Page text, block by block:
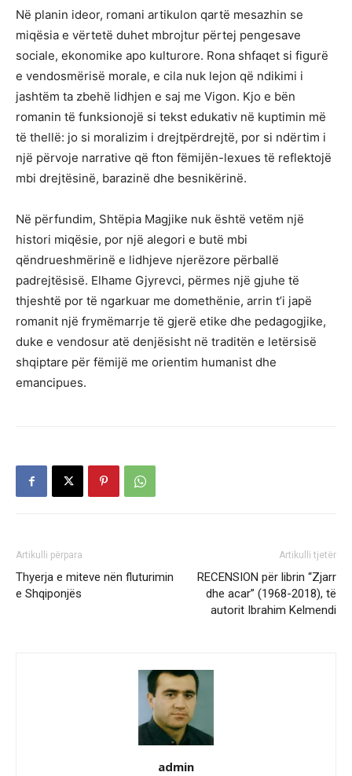
Në planin ideor, romani artikulon qartë mesazhin se
miqësia e vërtetë duhet mbrojtur përtej pengesave
sociale, ekonomike apo kulturore. Rona shfaqet si figurë
e vendosmërisë morale, e cila nuk lejon që ndikimi i
jashtëm ta zbehë lidhjen e saj me Vigon. Kjo e bën
romanin të funksionojë si tekst edukativ në kuptimin më
të thellë: jo si moralizim i drejtpërdrejtë, por si ndërtim i
një përvoje narrative që fton fëmijën-lexues të reflektojë
mbi drejtësinë, barazinë dhe besnikërinë.
Në përfundim, Shtëpia Magjike nuk është vetëm një
histori miqësie, por një alegori e butë mbi
qëndrueshmërinë e lidhjeve njerëzore përballë
padrejtësisë. Elhame Gjyrevci, përmes një gjuhe të
thjeshtë por të ngarkuar me domethënie, arrin t’i japë
romanit një frymëmarrje të gjerë etike dhe pedagogjike,
duke e vendosur atë denjësisht në traditën e letërsisë
shqiptare për fëmijë me orientim humanist dhe
emancipues.
Artikulli përpara
Thyerja e miteve nën fluturimin
e Shqiponjës
Artikulli tjetër
RECENSION për librin “Zjarr
dhe acar” (1968-2018), të
autorit Ibrahim Kelmendi
admin